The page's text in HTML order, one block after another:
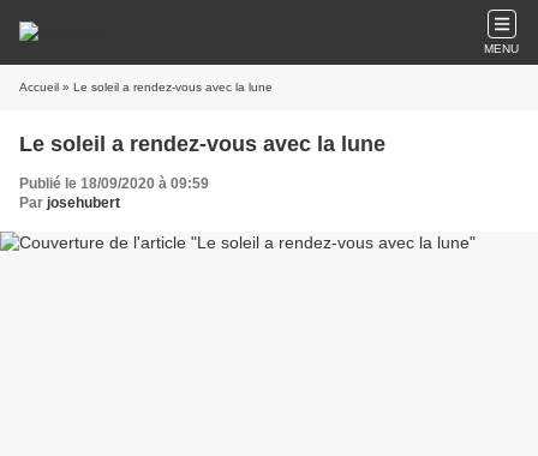
MENU
Accueil » Le soleil a rendez-vous avec la lune
Le soleil a rendez-vous avec la lune
Publié le 18/09/2020 à 09:59
Par josehubert